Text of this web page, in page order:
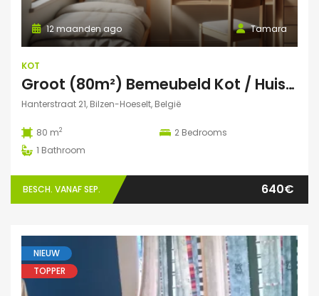
Tamara
12 maanden ago
KOT
Groot (80m²) Bemeubeld Kot / Huis (volledig privé) Diepenbeek
Hanterstraat 21, Bilzen-Hoeselt, België
80 m2 2 Bedrooms
1 Bathroom
BESCH. VANAF SEP. 640€
NIEUW
TOPPER